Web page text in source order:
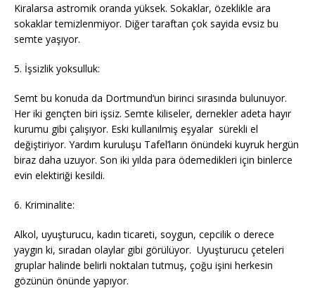
Kiralarsa astromik oranda yüksek. Sokaklar, özeklikle ara
sokaklar temizlenmiyor. Diğer taraftan çok sayida evsiz bu
semte yaşıyor.
5. İşsizlik yoksulluk:
Semt bu konuda da Dortmund‘un birinci sırasında bulunuyor.
Her iki gençten biri işsiz. Semte kiliseler, dernekler adeta hayır
kurumu gibi çalışıyor. Eski kullanılmiş eşyalar sürekli el
değiştiriyor. Yardım kuruluşu Tafel’ların önündeki kuyruk hergün
biraz daha uzuyor. Son iki yılda para ödemedikleri için binlerce
evin elektiriği kesildi.
6. Kriminalite:
Alkol, uyuşturucu, kadın ticareti, soygun, cepcilik o derece
yaygın ki, sıradan olaylar gibi görülüyor. Uyuşturucu çeteleri
gruplar halinde belirli noktaları tutmuş, çoğu işini herkesin
gözünün önünde yapıyor.